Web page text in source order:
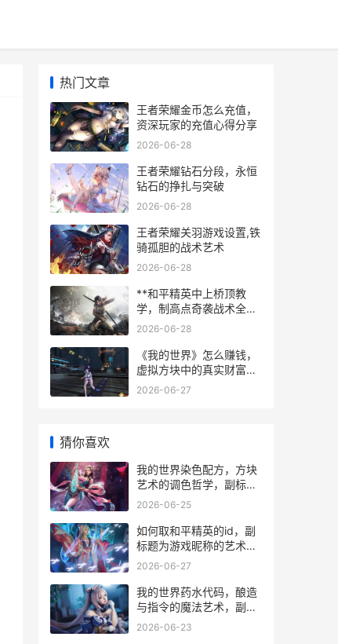
热门文章
王者荣耀金币怎么充值，
资深玩家的充值心得分享
2026-06-28
王者荣耀钻石分段，永恒
钻石的挣扎与突破
2026-06-28
王者荣耀关羽游戏设置,铁
骑孤胆的战术艺术
2026-06-28
**和平精英中上桥顶教
学，制高点奇袭战术全解
析，副标题，登顶俯瞰掌
2026-06-28
《我的世界》怎么赚钱，
虚拟方块中的真实财富之
路
2026-06-27
猜你喜欢
我的世界染色配方，方块
艺术的调色哲学，副标
题，从单一羊毛到万象色
2026-06-25
如何取和平精英的id，副
标题为游戏昵称的艺术与
策略
2026-06-27
我的世界药水代码，酿造
与指令的魔法艺术，副标
题，探索数据背后的无限
2026-06-23